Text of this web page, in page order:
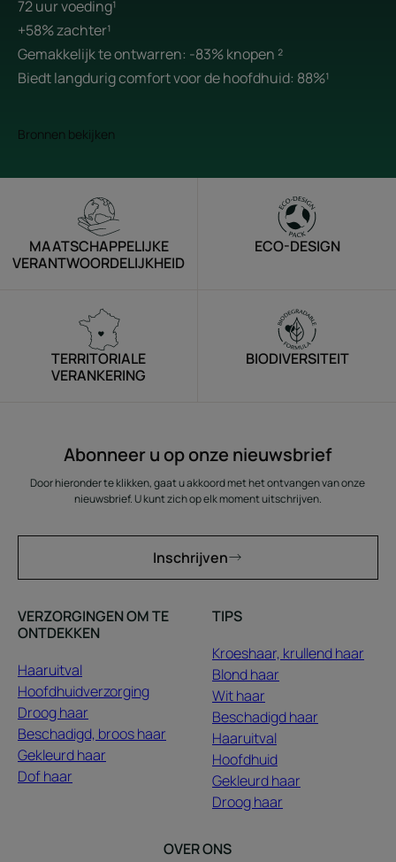
72 uur voeding¹
+58% zachter¹
Gemakkelijk te ontwarren: -83% knopen ²
Biedt langdurig comfort voor de hoofdhuid: 88%¹
Bronnen bekijken
MAATSCHAPPELIJKE
VERANTWOORDELIJKHEID
ECO-DESIGN
TERRITORIALE
VERANKERING
BIODIVERSITEIT
Abonneer u op onze nieuwsbrief
Door hieronder te klikken, gaat u akkoord met het ontvangen van onze
nieuwsbrief. U kunt zich op elk moment uitschrijven.
Inschrijven
VERZORGINGEN OM TE
ONTDEKKEN
Haaruitval
Hoofdhuidverzorging
Droog haar
Beschadigd, broos haar
Gekleurd haar
Dof haar
TIPS
Kroeshaar, krullend haar
Blond haar
Wit haar
Beschadigd haar
Haaruitval
Hoofdhuid
Gekleurd haar
Droog haar
OVER ONS